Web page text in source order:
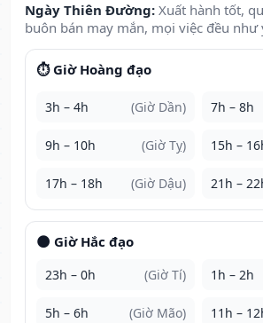
Ngày Thiên Đường: Xuất hành tốt,
buôn bán may mắn, mọi việc đều như
⏱️ Giờ Hoàng đạo
3h – 4h (Giờ Dần) 7h – 8h
9h – 10h (Giờ Tỵ) 15h –
17h – 18h (Giờ Dậu) 21h –
🌑 Giờ Hắc đạo
23h – 0h (Giờ Tí) 1h – 2h
5h – 6h (Giờ Mão) 11h –